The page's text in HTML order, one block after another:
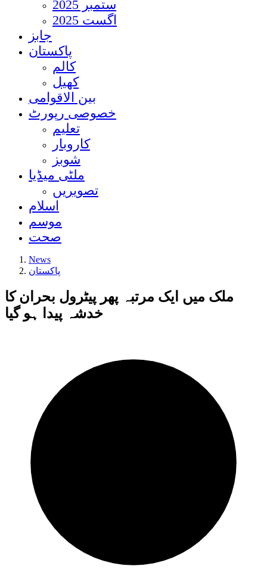
ستمبر 2025
اگست 2025
جابز
پاکستان
کالم
کھیل
بین الاقوامی
خصوصی رپورٹ
تعلیم
کاروبار
شوبز
ملٹی میڈیا
تصویریں
اسلام
موسم
صحت
News
پاکستان
ملک میں ایک مرتبہ پھر پیٹرول بحران کا
خدشہ پیدا ہو گیا